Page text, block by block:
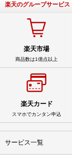
楽天のグループサービス
楽天市場
商品数は1億点以上
楽天カード
スマホでカンタン申込
サービス一覧